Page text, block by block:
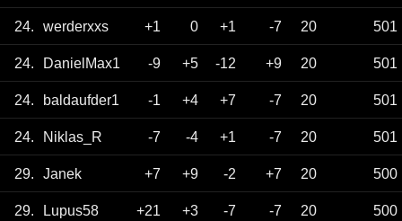
24. werderxxs +1 0 +1 -7 20 501
24. DanielMax1 -9 +5 -12 +9 20 501
24. baldaufder1 -1 +4 +7 -7 20 501
24. Niklas_R -7 -4 +1 -7 20 501
29. Janek +7 +9 -2 +7 20 500
29. Lupus58 +21 +3 -7 -7 20 500